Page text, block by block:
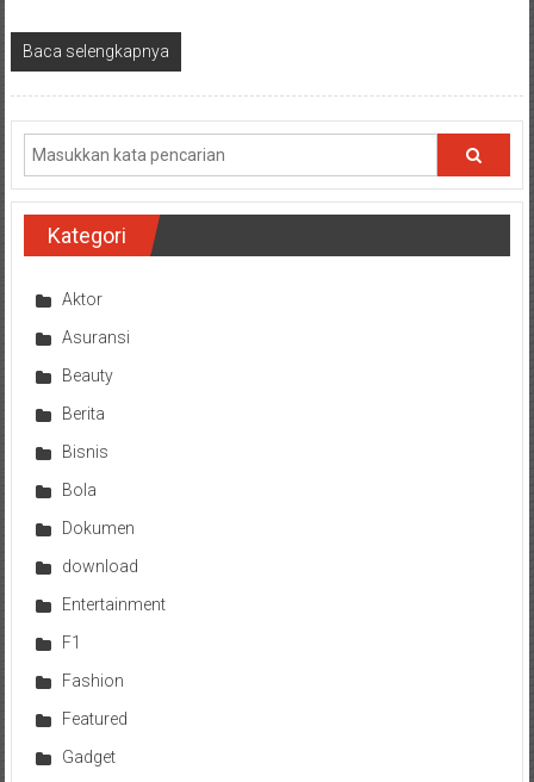
Baca selengkapnya
Kategori
Aktor
Asuransi
Beauty
Berita
Bisnis
Bola
Dokumen
download
Entertainment
F1
Fashion
Featured
Gadget